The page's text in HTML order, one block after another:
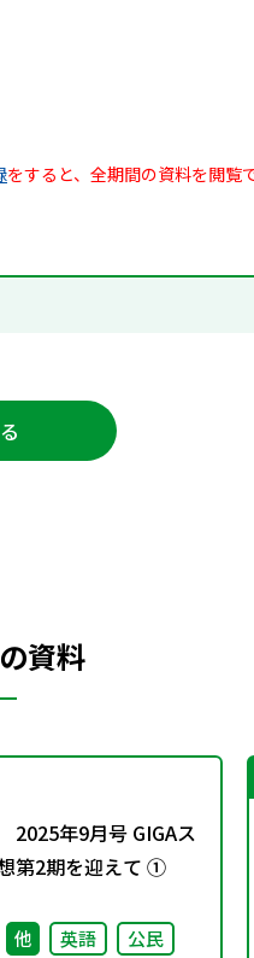
をすると、全期間の資料を閲覧
資料
年9月号 GIGAス
第2期を迎えて ①
他 英語
公民